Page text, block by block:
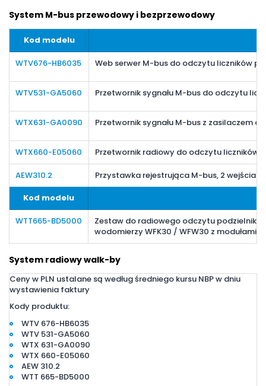
System M-bus przewodowy i bezprzewodowy
Kod modelu
WTV676-HB6035 Web serwer M-bus do odczytu liczników
WTV531-GA5060 Przetwornik sygnału M-bus do odczytu
WTX631-GA0090 Przetwornik sygnału M-bus z zasilaczem
WTX660-E05060 Przetwornik radiowy do odczytu liczników
AEW310.2
Przystawka rejestrująca M-bus, 2 wejścia
Kod modelu
WTT665-BD5000
Zestaw do radiowego odczytu
wodomierzy WFK30 / WFW30 z modułami
System radiowy walk-by
Ceny w PLN ustalane są według średniego kursu NBP w dniu
wystawienia faktury
Kody produktu:
WTV 676-HB6035
WTV 531-GA5060
WTX 631-GA0090
WTX 660-E05060
AEW 310.2
WTT 665-BD5000